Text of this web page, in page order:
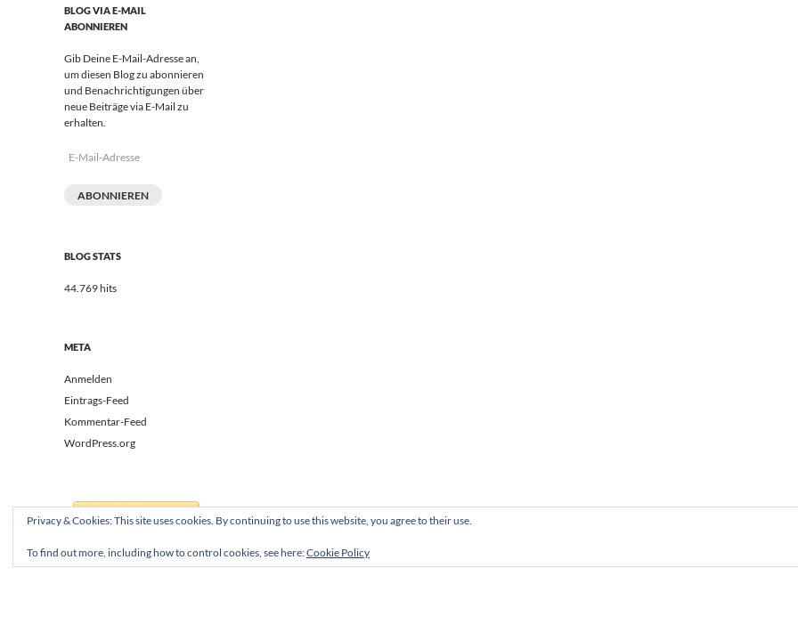
BLOG VIA E-MAIL
ABONNIEREN
Gib Deine E-Mail-Adresse an,
um diesen Blog zu abonnieren
und Benachrichtigungen über
neue Beiträge via E-Mail zu
erhalten.
E-
ABONNIEREN
BLOG STATS
44.769 hits
META
Anmelden
Eintrags-Feed
Kommentar-Feed
WordPress.org
Privacy & Cookies: This site uses cookies. By continuing to use this website, you agree to their use.
To find out more, including how to control cookies, see here:Cookie Policy